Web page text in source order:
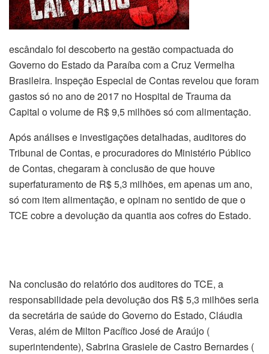
escândalo foi descoberto na gestão compactuada do
Governo do Estado da Paraíba com a Cruz Vermelha
Brasileira. Inspeção Especial de Contas revelou que foram
gastos só no ano de 2017 no Hospital de Trauma da
Capital o volume de R$ 9,5 milhões só com alimentação.
Após análises e investigações detalhadas, auditores do
Tribunal de Contas, e procuradores do Ministério Público
de Contas, chegaram à conclusão de que houve
superfaturamento de R$ 5,3 milhões, em apenas um ano,
só com item alimentação, e opinam no sentido de que o
TCE cobre a devolução da quantia aos cofres do Estado.
Na conclusão do relatório dos auditores do TCE, a
responsabilidade pela devolução dos R$ 5,3 milhões seria
da secretária de saúde do Governo do Estado, Cláudia
Veras, além de Milton Pacífico José de Araújo (
superintendente), Sabrina Grasiele de Castro Bernardes (